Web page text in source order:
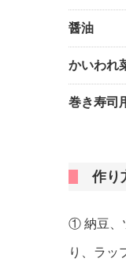
醤油
かいわれ
巻き寿司
作り
① 納豆、
り、ラッ